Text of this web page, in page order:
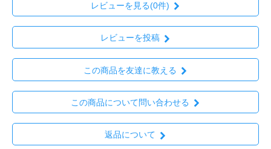
レビューを見る(0件)
レビューを投稿
この商品を友達に教える
この商品について問い合わせる
返品について